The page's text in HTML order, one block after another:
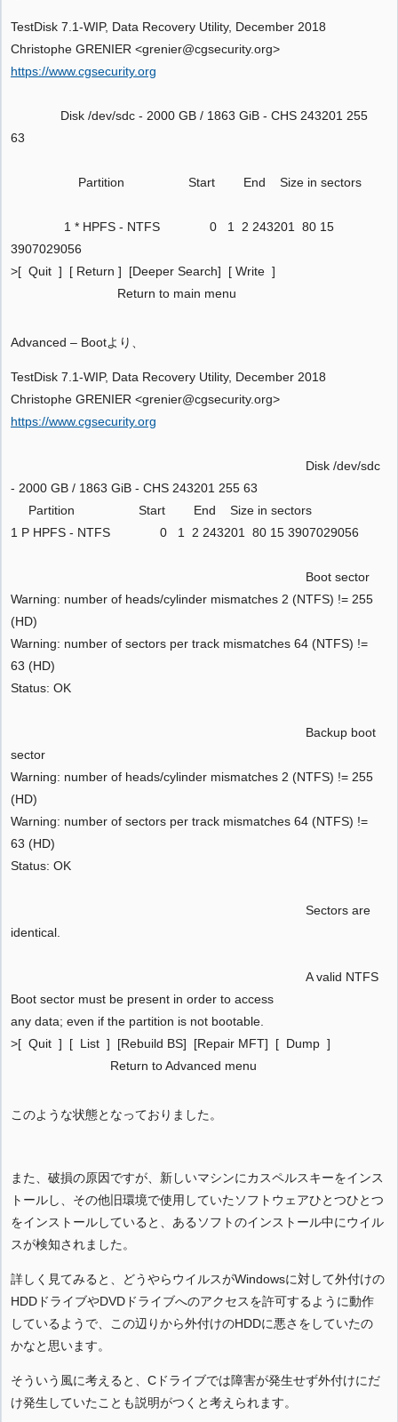
TestDisk 7.1-WIP, Data Recovery Utility, December 2018
Christophe GRENIER <grenier@cgsecurity.org>
https://www.cgsecurity.org
Disk /dev/sdc - 2000 GB / 1863 GiB - CHS 243201 255
63
Partition Start End Size in sectors
1 * HPFS - NTFS 0 1 2 243201 80 15
3907029056
>[ Quit ] [ Return ] [Deeper Search] [ Write ]
Return to main menu
Advanced – Bootより、
TestDisk 7.1-WIP, Data Recovery Utility, December 2018
Christophe GRENIER <grenier@cgsecurity.org>
https://www.cgsecurity.org
Disk /dev/sdc
- 2000 GB / 1863 GiB - CHS 243201 255 63
Partition Start End Size in sectors
1 P HPFS - NTFS 0 1 2 243201 80 15 3907029056
Boot sector
Warning: number of heads/cylinder mismatches 2 (NTFS) != 255
(HD)
Warning: number of sectors per track mismatches 64 (NTFS) !=
63 (HD)
Status: OK
Backup boot
sector
Warning: number of heads/cylinder mismatches 2 (NTFS) != 255
(HD)
Warning: number of sectors per track mismatches 64 (NTFS) !=
63 (HD)
Status: OK
Sectors are
identical.
A valid NTFS
Boot sector must be present in order to access
any data; even if the partition is not bootable.
>[ Quit ] [ List ] [Rebuild BS] [Repair MFT] [ Dump ]
Return to Advanced menu
このような状態となっておりました。
また、破損の原因ですが、新しいマシンにカスペルスキーをインス
トールし、その他旧環境で使用していたソフトウェアひとつひとつ
をインストールしていると、あるソフトのインストール中にウイル
スが検知されました。
詳しく見てみると、どうやらウイルスがWindowsに対して外付けの
HDDドライブやDVDドライブへのアクセスを許可するように動作
しているようで、この辺りから外付けのHDDに悪さをしていたの
かなと思います。
そういう風に考えると、Cドライブでは障害が発生せず外付けにだ
け発生していたことも説明がつくと考えられます。